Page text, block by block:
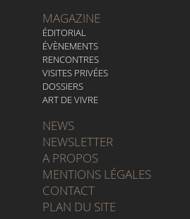
MAGAZINE
ÉDITORIAL
ÉVÈNEMENTS
RENCONTRES
VISITES PRIVÉES
DOSSIERS
ART DE VIVRE
NEWS
NEWSLETTER
A PROPOS
MENTIONS LÉGALES
CONTACT
PLAN DU SITE